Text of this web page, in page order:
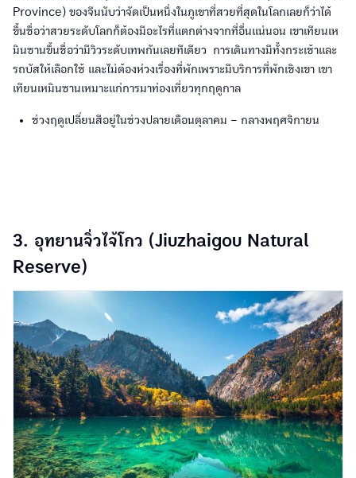
Province) ของจีนนับว่าจัดเป็นหนึ่งในภูเขาที่สวยที่สุดในโลกเลยก็ว่าได้
ขึ้นชื่อว่าสวยระดับโลกก็ต้องมีอะไรที่แตกต่างจากที่อื่นแน่นอน เขาเทียนเห
มินซานขึ้นชื่อว่ามีวิวระดับเทพกันเลยทีเดียว การเดินทางมีทั้งกระเช้าและ
รถบัสให้เลือกใช้ และไม่ต้องห่วงเรื่องที่พักเพราะมีบริการที่พักเชิงเขา เขา
เทียนเหมินซานเหมาะแก่การมาท่องเที่ยวทุกฤดูกาล
ช่วงฤดูเปลี่ยนสีอยู่ในช่วงปลายเดือนตุลาคม – กลางพฤศจิกายน
3. อุทยานจิ่วไจ้โกว (Jiuzhaigou Natural
Reserve)